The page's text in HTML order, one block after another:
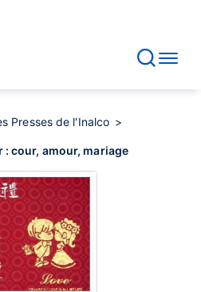
Presses de l'Inalco
cour, amour, mariage